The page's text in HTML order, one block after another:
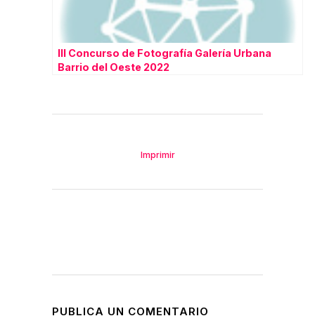
III Concurso de Fotografía Galería Urbana
Barrio del Oeste 2022
Imprimir
PUBLICA UN COMENTARIO